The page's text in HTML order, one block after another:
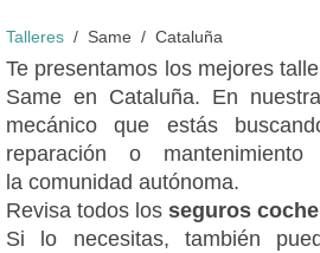
Talleres Same Cataluña
Te presentamos los mejores
Same en Cataluña. En
mecánico que estás
reparación o
la comunidad autónoma.
Revisa todos los seguros coche
Si lo necesitas, también